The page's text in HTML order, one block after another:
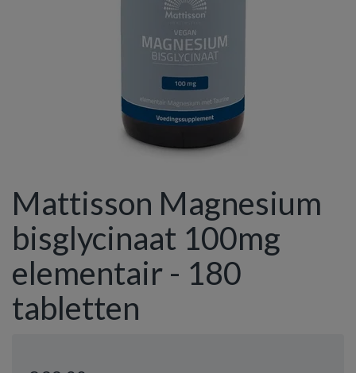
Mattisson Magnesium
bisglycinaat 100mg
elementair - 180
tabletten